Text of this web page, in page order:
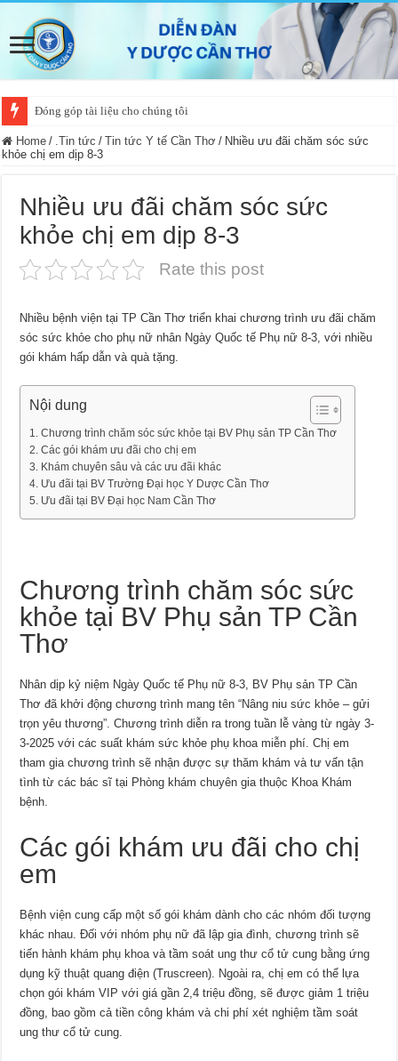
Đóng góp tài liệu cho chúng tôi
Home / .Tin tức / Tin tức Y tế Cần Thơ / Nhiều ưu đãi chăm sóc sức
khỏe chị em dịp 8-3
Nhiều ưu đãi chăm sóc sức
khỏe chị em dịp 8-3
Rate this post
Nhiều bệnh viện tại TP Cần Thơ triển khai chương trình ưu đãi chăm
sóc sức khỏe cho phụ nữ nhân Ngày Quốc tế Phụ nữ 8-3, với nhiều
gói khám hấp dẫn và quà tặng.
Nội dung
Chương trình chăm sóc sức khỏe tại BV Phụ sản TP Cần Thơ
Các gói khám ưu đãi cho chị em
Khám chuyên sâu và các ưu đãi khác
Ưu đãi tại BV Trường Đại học Y Dược Cần Thơ
Ưu đãi tại BV Đại học Nam Cần Thơ
Chương trình chăm sóc sức
khỏe tại BV Phụ sản TP Cần
Thơ
Nhân dịp kỷ niệm Ngày Quốc tế Phụ nữ 8-3, BV Phụ sản TP Cần
Thơ đã khởi động chương trình mang tên “Nâng niu sức khỏe – gửi
trọn yêu thương”. Chương trình diễn ra trong tuần lễ vàng từ ngày 3-
3-2025 với các suất khám sức khỏe phụ khoa miễn phí. Chị em
tham gia chương trình sẽ nhận được sự thăm khám và tư vấn tận
tình từ các bác sĩ tại Phòng khám chuyên gia thuộc Khoa Khám
bệnh.
Các gói khám ưu đãi cho chị
em
Bệnh viện cung cấp một số gói khám dành cho các nhóm đối tượng
khác nhau. Đối với nhóm phụ nữ đã lập gia đình, chương trình sẽ
tiến hành khám phụ khoa và tầm soát ung thư cổ tử cung bằng ứng
dụng kỹ thuật quang điện (Truscreen). Ngoài ra, chị em có thể lựa
chọn gói khám VIP với giá gần 2,4 triệu đồng, sẽ được giảm 1 triệu
đồng, bao gồm cả tiền công khám và chi phí xét nghiệm tầm soát
ung thư cổ tử cung.